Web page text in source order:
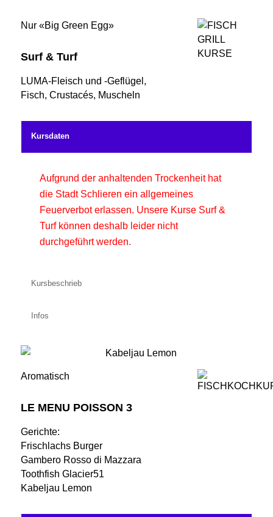
Nur «Big Green Egg»
Surf & Turf
LUMA-Fleisch und -Geflügel,
Fisch, Crustacés, Muscheln
Kursdaten
Aufgrund der anhaltenden Trockenheit hat
die Stadt Schlieren ein allgemeines
Feuerverbot erlassen. Unsere Kurse Surf &
Turf können deshalb leider nicht
durchgeführt werden.
Kursbeschrieb
Infos
Aromatisch
LE MENU POISSON 3
Gerichte:
Frischlachs Burger
Gambero Rosso di Mazzara
Toothfish Glacier51
Kabeljau Lemon